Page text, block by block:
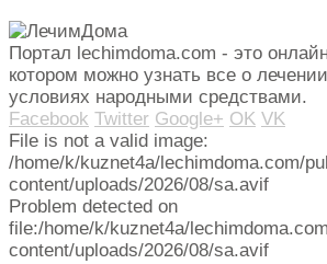
Портал lechimdoma.com - это
котором можно узнать все о
условиях народными средствами.
Facebook Twitter Google+ OK VK
File is not a valid image:
/home/k/kuznet4a/lechimdoma.com/
content/uploads/2026/08/sa.avif
Problem detected on
file:/home/k/kuznet4a/
content/uploads/2026/08/sa.avif